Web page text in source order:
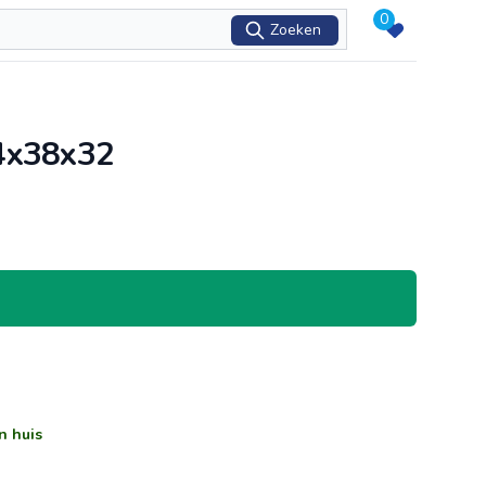
Zoeken
0
huis